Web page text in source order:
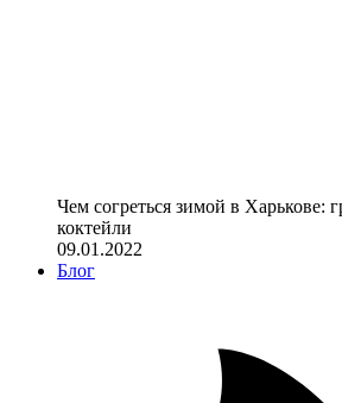
Чем согреться зимой в Харькове:
коктейли
09.01.2022
Блог